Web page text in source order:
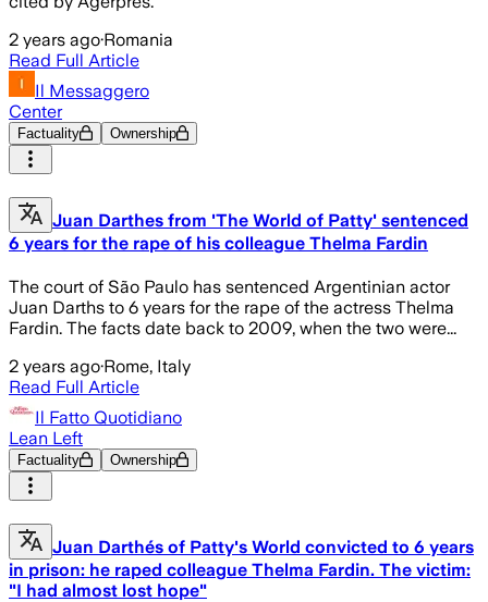
2 years ago·Romania
Read Full Article
Il Messaggero
Center
Factuality Ownership
Juan Darthes from 'The World of Patty' sentenced
6 years for the rape of his colleague Thelma Fardin
The court of São Paulo has sentenced Argentinian actor
Juan Darths to 6 years for the rape of the actress Thelma
Fardin. The facts date back to 2009, when the two were...
2 years ago·Rome, Italy
Read Full Article
Il Fatto Quotidiano
Lean Left
Factuality Ownership
Juan Darthés of Patty's World convicted to 6 years
in prison: he raped colleague Thelma Fardin. The victim:
"I had almost lost hope"